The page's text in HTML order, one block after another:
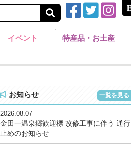
イベント 特産品・お土産
お知らせ 一覧を見る
2026.08.07
金田一温泉郷歓迎標 改修工事に伴う 通行
止めのお知らせ